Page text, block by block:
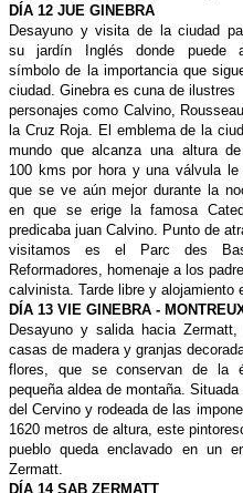
DÍA 12 JUE GINEBRA
Desayuno y visita de la ciudad
sujardín Inglés donde puede
símbolode la importancia que
ciudad. Ginebra es cuna de ilustres
personajes como Calvino,
la Cruz Roja. El emblema de la
mundo que alcanza una altura de
100 kms por hora y una válvula
que se ve aún mejor durante la
enque se erige la famosa
predicaba juan Calvino. Punto de
visitamos es el Parc des
Reformadores, homenaje a los
calvinista. Tarde libre y alojamiento
DÍA 13 VIE GINEBRA -
Desayuno y salida hacia Zermatt,
casas de madera y granjas
flores, que se conservan de la
pequeña aldea de montaña.
del Cervino y rodeada de las
1620 metros de altura, este
pueblo queda enclavado en un
Zermatt.
DÍA 14 SAB ZERMATT